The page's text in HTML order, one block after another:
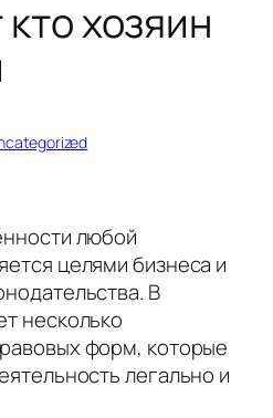
хозяин
любой
целями бизнеса и
В
несколько
форм, которые
легально и